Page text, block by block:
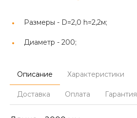
Размеры - D=2,0 h=2,2м;
Диаметр - 200;
Описание Характеристики
Доставка Оплата Гарантия